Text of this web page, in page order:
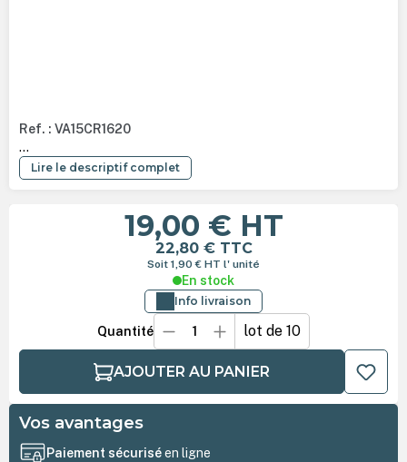
Ref. : VA15CR1620
...
Lire le descriptif complet
19,00 € HT
22,80 € TTC
Soit 1,90 € HT l' unité
En stock
Info livraison
Quantité lot de 10
AJOUTER AU PANIER
Vos avantages
Paiement sécuriséen ligne